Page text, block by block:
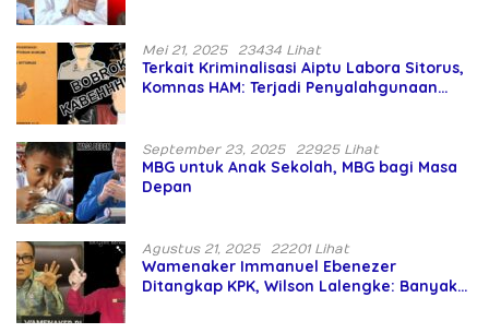
Mei 21, 2025 23434 Lihat
Terkait Kriminalisasi Aiptu Labora Sitorus,
Komnas HAM: Terjadi Penyalahgunaan
September 23, 2025 22925 Lihat
MBG untuk Anak Sekolah, MBG bagi Masa
Depan
Agustus 21, 2025 22201 Lihat
Wamenaker Immanuel Ebenezer
Ditangkap KPK, Wilson Lalengke: Banyak